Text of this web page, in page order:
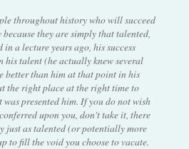
throughout history who will succeed
they are simply that talented,
a lecture years ago, his success
his talent (he actually knew several
better than him at that point in his
the right place at the right time to
presented him. If you do not wish
upon you, don't take it, there
just as talented (or potentially more
to fill the void you choose to vacate.